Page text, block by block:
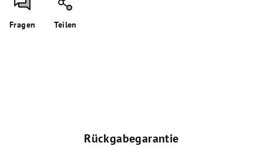
Fragen Teilen
Rückgabegarantie